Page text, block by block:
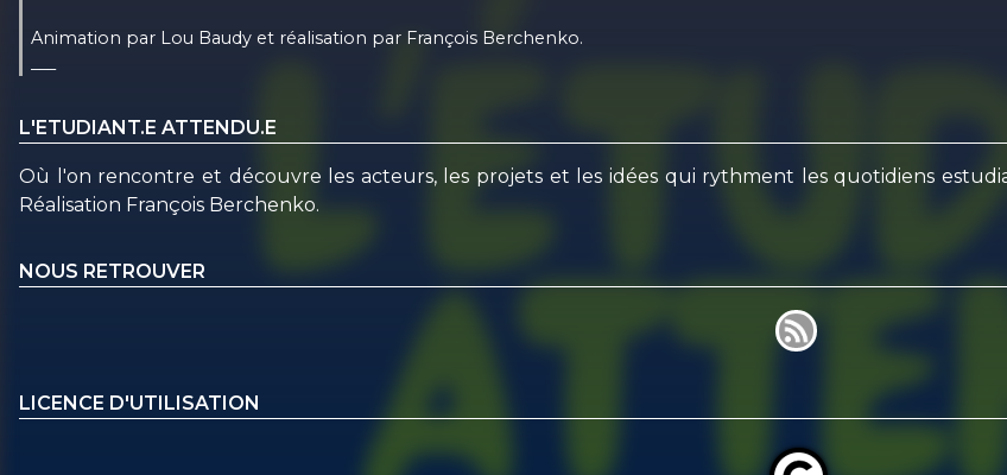
Animation par Lou Baudy et réalisation par François Berchenko.
L'ETUDIANT.E ATTENDU.E
Où l'on rencontre et découvre les acteurs, les projets et les idées qui rythment les quotidiens
Réalisation François Berchenko.
NOUS RETROUVER
LICENCE D'UTILISATION